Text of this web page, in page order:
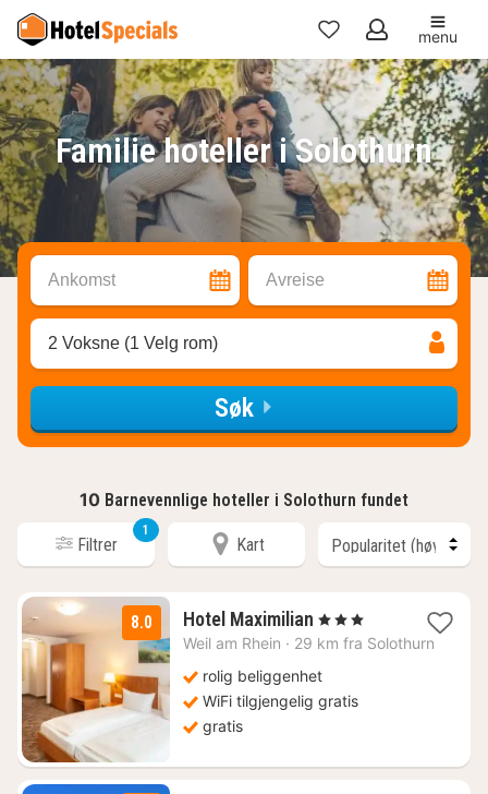
Mine
favoritter
menu
Familie hoteller i Solothurn
Ankomst Avreise
2 Voksne (1 Velg rom)
Søk
10 Barnevennlige hoteller i Solothurn fundet
Filtrer
1
Kart
8.0 Hotel Maximilian 1
natt
1138
kr.
, 3 Stjerner
Weil am Rhein · 29 km fra Solothurn
rolig beliggenhet
WiFi tilgjengelig gratis
gratis